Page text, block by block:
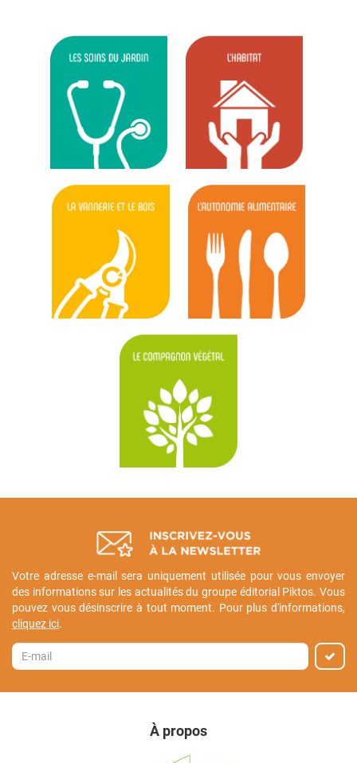
Votre adresse e-mail sera uniquement utilisée pour vous envoyer
des informations sur les actualités du groupe éditorial Piktos. Vous
pouvez vous désinscrire à tout moment. Pour plus d'informations,
cliquez ici.
À propos